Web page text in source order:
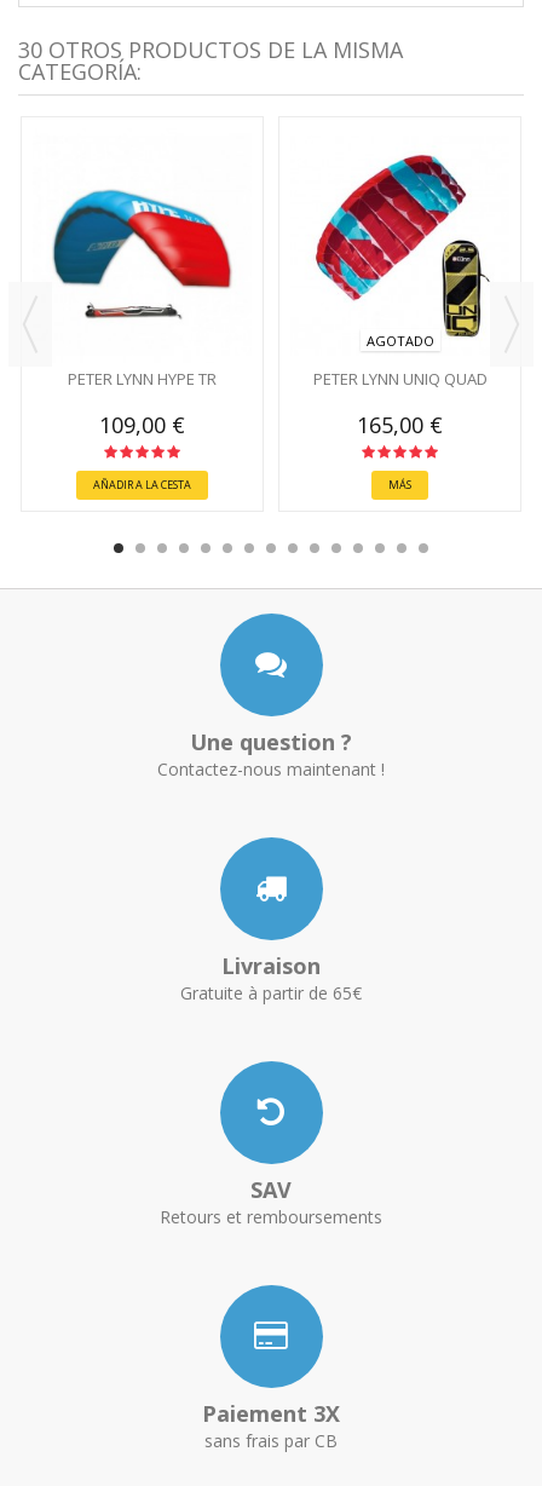
30 OTROS PRODUCTOS DE LA MISMA
CATEGORÍA:
PETER LYNN HYPE TR
109,00 €
AÑADIR A LA CESTA
AGOTADO
PETER LYNN UNIQ QUAD
165,00 €
MÁS
Une question ?
Contactez-nous maintenant !
Livraison
Gratuite à partir de 65€
SAV
Retours et remboursements
Paiement 3X
sans frais par CB